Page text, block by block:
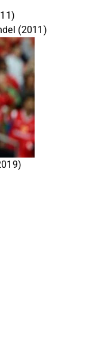
(2011)